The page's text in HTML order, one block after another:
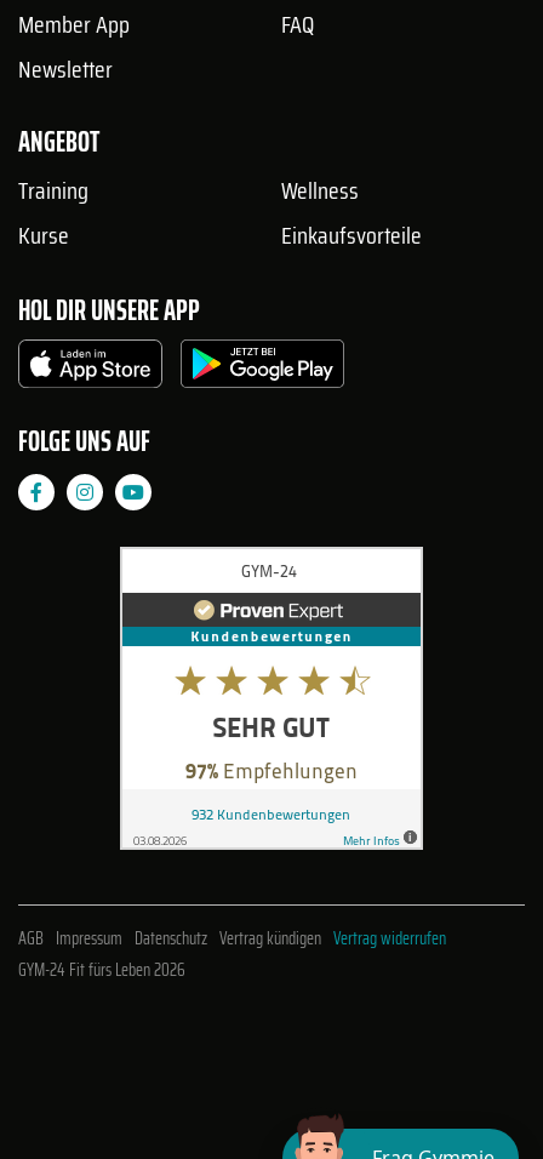
Member App
Newsletter
FAQ
ANGEBOT
Training
Kurse
Wellness
Einkaufsvorteile
HOL DIR UNSERE APP
FOLGE UNS AUF
AGB Impressum Datenschutz Vertrag kündigen Vertrag widerrufen
GYM-24 Fit fürs Leben 2026